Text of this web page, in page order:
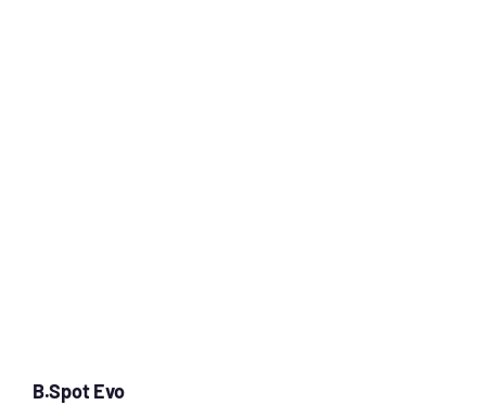
B.Spot Evo